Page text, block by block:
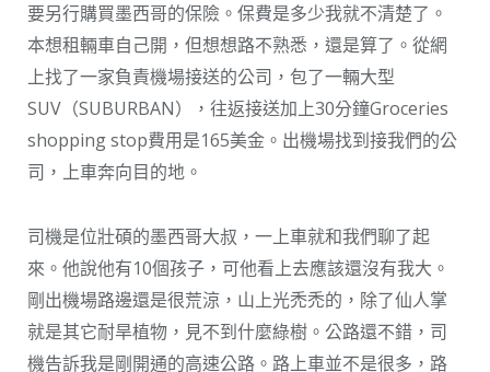
要另行購買墨西哥的保險。保費是多少我就不清楚了。
本想租輛車自己開，但想想路不熟悉，還是算了。從網
上找了一家負責機場接送的公司，包了一輛大型
SUV（SUBURBAN），往返接送加上30分鐘Groceries
shopping stop費用是165美金。出機場找到接我們的公
司，上車奔向目的地。
司機是位壯碩的墨西哥大叔，一上車就和我們聊了起
來。他說他有10個孩子，可他看上去應該還沒有我大。
剛出機場路邊還是很荒涼，山上光禿禿的，除了仙人掌
就是其它耐旱植物，見不到什麼綠樹。公路還不錯，司
機告訴我是剛開通的高速公路。路上車並不是很多，路